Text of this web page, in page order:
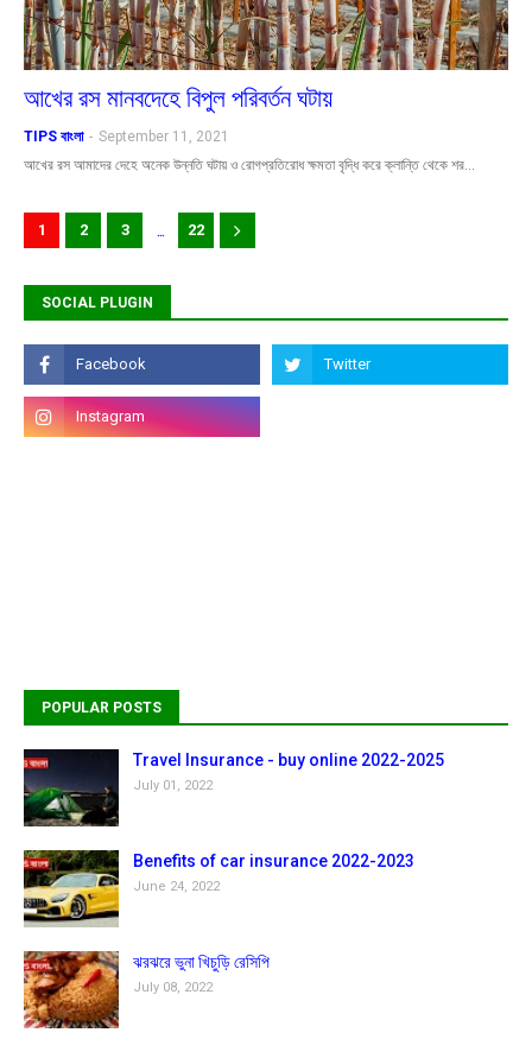
আখের রস মানবদেহে বিপুল পরিবর্তন ঘটায়
TIPS বাংলা - September 11, 2021
আখের রস আমাদের দেহে অনেক উন্নতি ঘটায় ও রোগপ্রতিরোধ ক্ষমতা বৃদ্ধি করে ক্লান্তি থেকে শর…
1 2 3 ... 22
SOCIAL PLUGIN
POPULAR POSTS
Travel Insurance - buy online 2022-2025
July 01, 2022
Benefits of car insurance 2022-2023
June 24, 2022
ঝরঝরে ভুনা খিচুড়ি রেসিপি
July 08, 2022